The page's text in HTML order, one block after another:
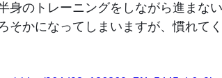
のトレーニングをしながら進まな
そかになってしまいますが、慣れて